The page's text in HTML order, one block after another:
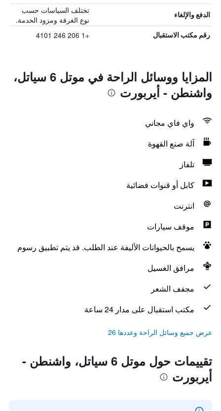
الدفع والإلغاء
تختلف السياسات حسب
نوع الغرفة ومزود الخدمة.
رقم مكتب الاستقبال +1 206 246 4101
المزايا ووسائل الراحة في موتل 6 سياتل،
واشنطن - أيربورت
واي فاي مجاني
آلة صنع القهوة
تلفاز
كابل أو قنوات فضائية
انترنت
موقف سيارات
يسمح بالحيوانات الأليفة عند الطلب. قد يتم تطبيق رسوم
مرافق الغسيل
مجفف الشعر
مكتب استقبال على مدار 24 ساعة
عرض جميع وسائل الراحة وعددها 26
تقييمات حول موتل 6 سياتل، واشنطن -
أيربورت